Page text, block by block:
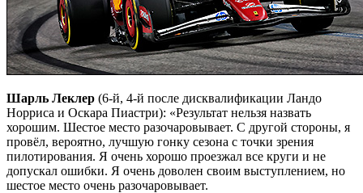
Шарль Леклер (6-й, 4-й после дисквалификации Ландо
Норриса и Оскара Пиастри): «Результат нельзя назвать
хорошим. Шестое место разочаровывает. С другой стороны, я
провёл, вероятно, лучшую гонку сезона с точки зрения
пилотирования. Я очень хорошо проезжал все круги и не
допускал ошибки. Я очень доволен своим выступлением, но
шестое место очень разочаровывает.